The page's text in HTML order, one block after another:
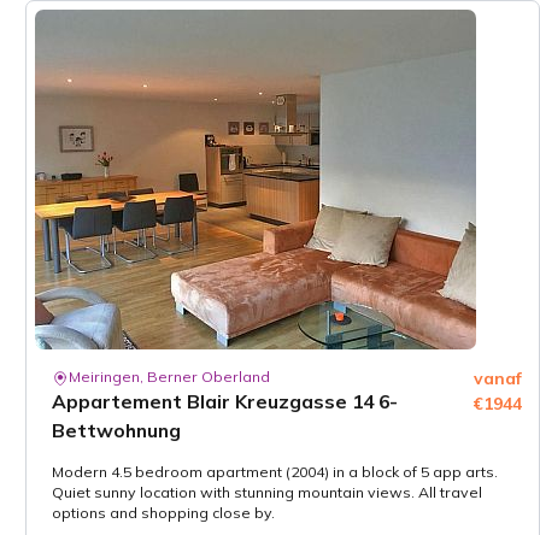
Meiringen, Berner Oberland
Appartement Blair Kreuzgasse 14 6-
Bettwohnung
vanaf
€1944
Modern 4.5 bedroom apartment (2004) in a block of 5 app arts.
Quiet sunny location with stunning mountain views. All travel
options and shopping close by.